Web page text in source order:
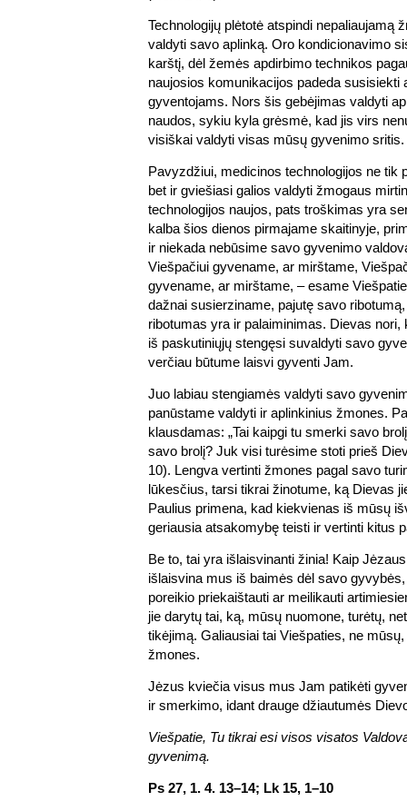
Technologijų plėtotė atspindi nepaliaujamą
valdyti savo aplinką. Oro kondicionavimo
karštį, dėl žemės apdirbimo technikos
naujosios komunikacijos padeda susisiekti
gyventojams. Nors šis gebėjimas valdyti
naudos, sykiu kyla grėsmė, kad jis virs
visiškai valdyti visas mūsų gyvenimo sritis.
Pavyzdžiui, medicinos technologijos ne tik
bet ir gviešiasi galios valdyti žmogaus
technologijos naujos, pats troškimas yra
kalba šios dienos pirmajame skaitinyje,
ir niekada nebūsime savo gyvenimo
Viešpačiui gyvename, ar mirštame,
gyvename, ar mirštame, – esame
dažnai susierziname, pajutę savo
ribotumas yra ir palaiminimas. Dievas nori,
iš paskutiniųjų stengęsi suvaldyti savo
verčiau būtume laisvi gyventi Jam.
Juo labiau stengiamės valdyti savo
panūstame valdyti ir aplinkinius žmones.
klausdamas: „Tai kaipgi tu smerki savo
savo brolį? Juk visi turėsime stoti prieš
10). Lengva vertinti žmones pagal savo
lūkesčius, tarsi tikrai žinotume, ką Dievas
Paulius primena, kad kiekvienas iš mūsų
geriausia atsakomybę teisti ir vertinti kitus
Be to, tai yra išlaisvinanti žinia! Kaip
išlaisvina mus iš baimės dėl savo
poreikio priekaištauti ar meilikauti
jie darytų tai, ką, mūsų nuomone, turėtų,
tikėjimą. Galiausiai tai Viešpaties, ne
žmones.
Jėzus kviečia visus mus Jam patikėti
ir smerkimo, idant drauge džiautumės
Viešpatie, Tu tikrai esi visos visatos
gyvenimą.
Ps 27, 1. 4. 13–14; Lk 15, 1–10